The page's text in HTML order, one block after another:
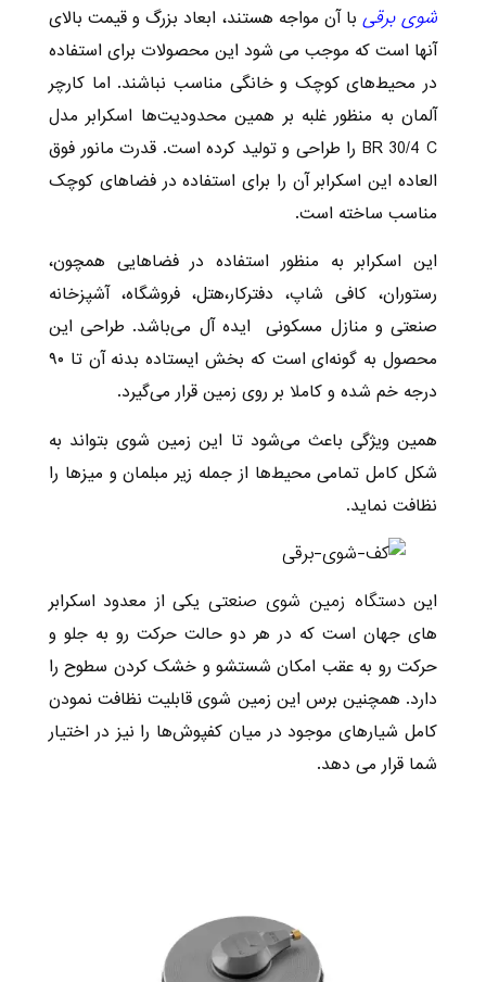
شوی برقی با آن مواجه هستند، ابعاد بزرگ و قیمت بالای
آنها است که موجب می شود این محصولات برای استفاده
در محیط‌های کوچک و خانگی مناسب نباشند. اما کارچر
آلمان به منظور غلبه بر همین محدودیت‌ها اسکرابر مدل
BR 30/4 C را طراحی و تولید کرده است. قدرت مانور فوق
العاده این اسکرابر آن را برای استفاده در فضاهای کوچک
مناسب ساخته است.
این اسکرابر به منظور استفاده در فضاهایی همچون،
رستوران، کافی شاپ، دفترکار،هتل، فروشگاه، آشپزخانه
صنعتی و منازل مسکونی ایده آل می‌باشد. طراحی این
محصول به گونه‌ای است که بخش ایستاده بدنه آن تا ۹۰
درجه خم شده و کاملا بر روی زمین قرار می‌گیرد.
همین ویژگی باعث می‌شود تا این زمین شوی بتواند به
شکل کامل تمامی محیط‌ها از جمله زیر مبلمان و میزها را
نظافت نماید.
این دستگاه زمین شوی صنعتی یکی از معدود اسکرابر
های جهان است که در هر دو حالت حرکت رو به جلو و
حرکت رو به عقب امکان شستشو و خشک کردن سطوح را
دارد. همچنین برس این زمین شوی قابلیت نظافت نمودن
کامل شیارهای موجود در میان کفپوش‌ها را نیز در اختیار
شما قرار می دهد.